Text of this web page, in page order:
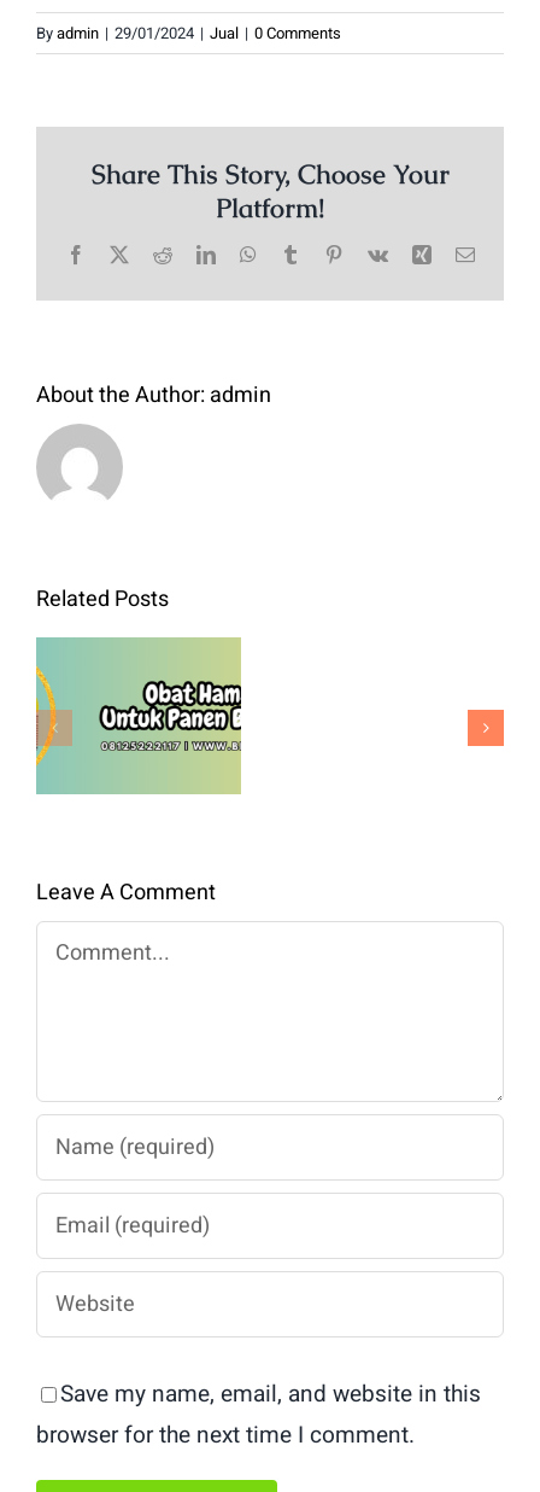
Byadmin | 29/01/2024 | Jual | 0 Comments
Share This Story, Choose Your
Platform!
Facebook
X RedditLinkedInWhatsApp
TumblrPinterest
Vk Xing Email
About the Author:admin
Related Posts
Obat Hama
Padi Untuk
Panen
Berkualitas
Leave A Comment
Comment
Save my name, email, and website in this
browser for the next time I comment.